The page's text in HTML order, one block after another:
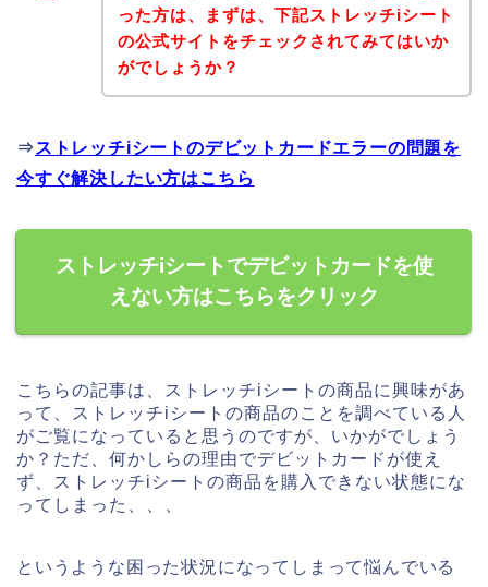
った方は、まずは、下記ストレッチiシート
の公式サイトをチェックされてみてはいか
がでしょうか？
⇒ ストレッチiシートのデビットカードエラーの問題を
今すぐ解決したい方はこちら
ストレッチiシートでデビットカードを使
えない方はこちらをクリック
こちらの記事は、ストレッチiシートの商品に興味があ
って、ストレッチiシートの商品のことを調べている人
がご覧になっていると思うのですが、いかがでしょう
か？ただ、何かしらの理由でデビットカードが使え
ず、ストレッチiシートの商品を購入できない状態にな
ってしまった、、、
というような困った状況になってしまって悩んでいる